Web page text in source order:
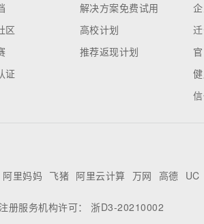
区
证
解决方案免费试用
高校计划
推荐返现计划
阿里妈妈 飞猪 阿里云计算 万网 高德 UC
册服务机构许可： 浙D3-20210002